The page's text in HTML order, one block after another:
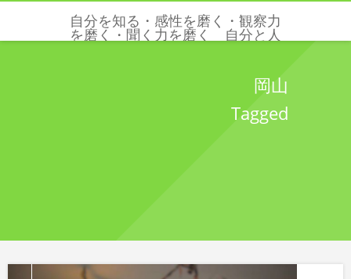
自分を知る・感性を磨く・観察力
を磨く・聞く力を磨く 自分と人
岡山
Tagged